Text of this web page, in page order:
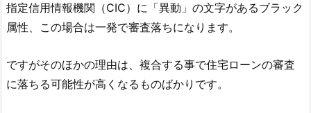
指定信用情報機関（CIC）に「異動」の文字があるブラック
属性、この場合は一発で審査落ちになります。
ですがそのほかの理由は、複合する事で住宅ローンの審査
に落ちる可能性が高くなるものばかりです。